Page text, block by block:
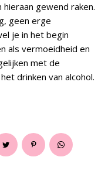
gewend raken.
geen erge
je in het begin
als vermoeidheid en
met de
drinken van alcohol.